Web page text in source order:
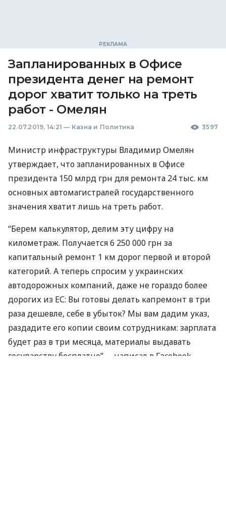
Запланированных в Офисе
президента денег на ремонт
дорог хватит только на треть
работ - Омелян
22.07.2019, 14:21 — Казна и Политика 3597
Министр инфраструктуры Владимир Омелян
утверждает, что запланированных в Офисе
президента 150 млрд грн для ремонта 24 тыс. км
основных автомагистралей государственного
значения хватит лишь на треть работ.
“Берем калькулятор, делим эту цифру на
километраж. Получается 6 250 000 грн за
капитальный ремонт 1 км дорог первой и второй
категорий. А теперь спросим у украинских
автодорожных компаний, даже не гораздо более
дорогих из ЕС: Вы готовы делать капремонт в три
раза дешевле, себе в убыток? Мы вам дадим указ,
раздадите его копии своим сотрудникам: зарплата
будет раз в три месяца, материалы выдавать
государству бесплатно”, – написал в Facebook